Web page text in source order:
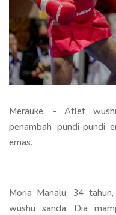
Merauke, - Atlet
penambah pundi-pundi
emas.
Moria Manalu, 34
wushu sanda. Dia